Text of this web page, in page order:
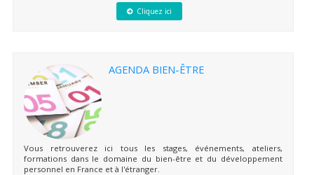
Cliquez ici
AGENDA BIEN-ÊTRE
Vous retrouverez ici tous les stages, événements, ateliers,
formations dans le domaine du bien-être et du développement
personnel en France et à l'étranger.